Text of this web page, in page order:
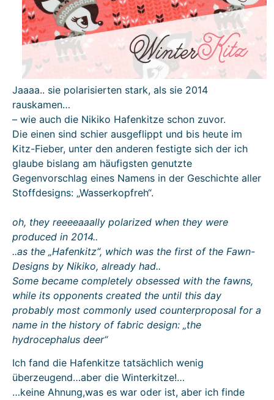
Jaaaa.. sie polarisierten stark, als sie 2014
rauskamen…
– wie auch die Nikiko Hafenkitze schon zuvor.
Die einen sind schier ausgeflippt und bis heute im
Kitz-Fieber, unter den anderen festigte sich der ich
glaube bislang am häufigsten genutzte
Gegenvorschlag eines Namens in der Geschichte aller
Stoffdesigns: „Wasserkopfreh“.
oh, they reeeeaaally polarized when they were
produced in 2014..
..as the „Hafenkitz“, which was the first of the Fawn-
Designs by Nikiko, already had..
Some became completely obsessed with the fawns,
while its opponents created the until this day
probably most commonly used counterproposal for a
name in the history of fabric design: „the
hydrocephalus deer“
Ich fand die Hafenkitze tatsächlich wenig
überzeugend…aber die Winterkitze!…
…keine Ahnung,was es war oder ist, aber ich finde